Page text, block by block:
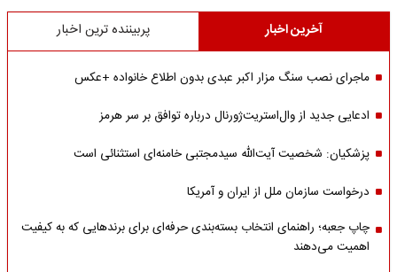
آخرین اخبار پربیننده ترین اخبار
ماجرای نصب سنگ مزار اکبر عبدی بدون اطلاع خانواده +عکس
ادعایی جدید از وال‌استریت‌ژورنال درباره توافق بر سر هرمز
پزشکیان: شخصیت آیت‌الله سیدمجتبی خامنه‌ای استثنائی است
درخواست سازمان ملل از ایران و آمریکا
چاپ جعبه؛ راهنمای انتخاب بسته‌بندی حرفه‌ای برای برندهایی که به کیفیت
اهمیت می‌دهند